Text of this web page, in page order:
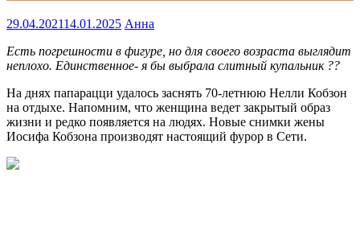
29.04.202114.01.2025 Анна
Есть погрешности в фигуре, но для своего возраста выглядит
неплохо. Единственное- я бы выбрала слитный купальник ??
На днях папарацци удалось заснять 70-летнюю Нелли Кобзон
на отдыхе. Напомним, что женщина ведет закрытый образ
жизни и редко появляется на людях. Новые снимки жены
Иосифа Кобзона производят настоящий фурор в Сети.